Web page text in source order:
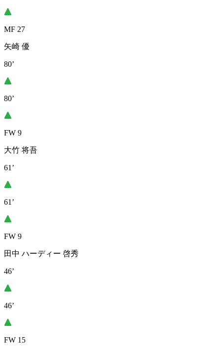
MF 27
矢崎 優
80’
80’
FW 9
大竹 将吾
61’
61’
FW 9
田中 ハーディー 啓秀
46’
46’
FW 15